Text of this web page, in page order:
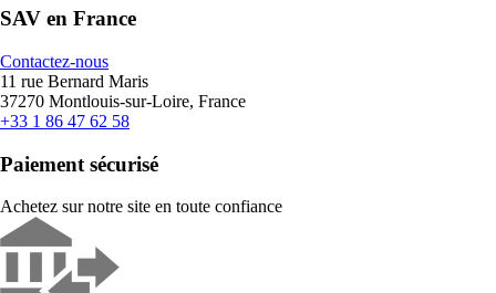
SAV en France
Contactez-nous
11 rue Bernard Maris
37270 Montlouis-sur-Loire, France
+33 1 86 47 62 58
Paiement sécurisé
Achetez sur notre site en toute confiance